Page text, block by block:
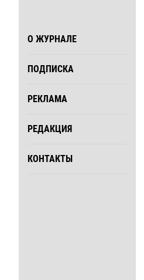
О ЖУРНАЛЕ
ПОДПИСКА
РЕКЛАМА
РЕДАКЦИЯ
КОНТАКТЫ